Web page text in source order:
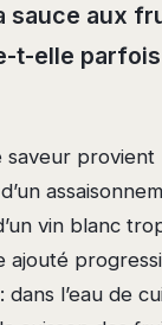
sauce aux
t-elle
saveur provient
vin blanc
ajouté
l’eau de